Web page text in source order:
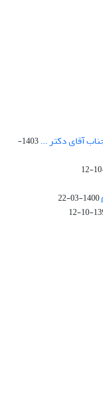
آقای دکتر ...
1403-
1400-03-22